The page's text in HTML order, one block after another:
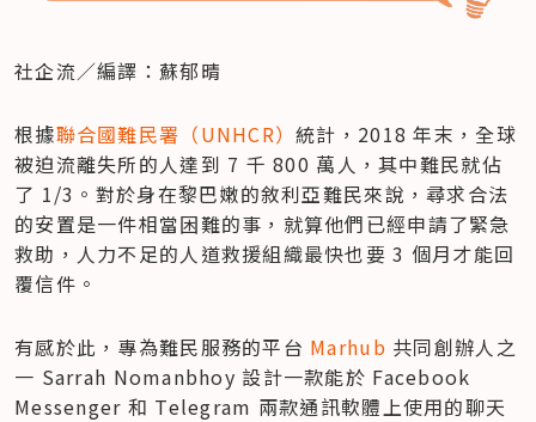
社企流／編譯：蘇郁晴
根據聯合國難民署（UNHCR）統計，2018 年末，全球
被迫流離失所的人達到 7 千 800 萬人，其中難民就佔
了 1/3。對於身在黎巴嫩的敘利亞難民來說，尋求合法
的安置是一件相當困難的事，就算他們已經申請了緊急
救助，人力不足的人道救援組織最快也要 3 個月才能回
覆信件。
有感於此，專為難民服務的平台 Marhub 共同創辦人之
一 Sarrah Nomanbhoy 設計一款能於 Facebook
Messenger 和 Telegram 兩款通訊軟體上使用的聊天